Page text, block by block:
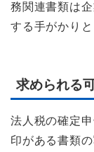
務関連書類は
する手がかり
求められる
法人税の確定
印がある書類